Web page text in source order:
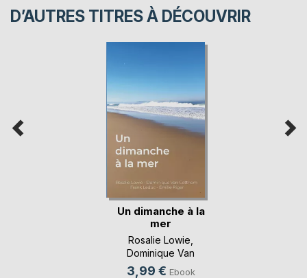
D’AUTRES TITRES À DÉCOUVRIR
Un dimanche à la
mer
Rosalie Lowie
Dominique Van
Cotthem
3,99 € Ebook